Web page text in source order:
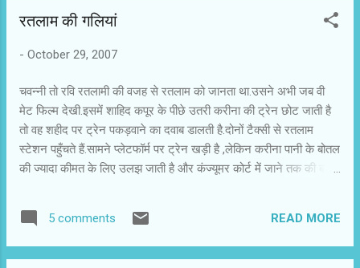
रतलाम की गलियां
- October 29, 2007
चवन्नी तो रवि रतलामी की वजह से रतलाम को जानता था.उसने अभी जब वी
मेट फिल्म देखी.इसमें शाहिद कपूर के पीछे उतरी करीना की ट्रेन छोट जाती है
तो वह शहीद पर ट्रेन पकड़वाने का दवाब डालती है.दोनों टैक्सी से रतलाम
स्टेशन पहुँचते हैं.सामने प्लेटफॉर्म पर ट्रेन खड़ी है ,लेकिन करीना पानी के बोतल
की ज्यादा कीमत के लिए उलझ जाती है और कंज्यूमर कोर्ट में जाने तक की बात
में दिखाई पड़ता है.कुछ मनचले दिखते हैं.ऐसे मनचले हर शहर में प्लेटफॉर्म और
बस स्टैंड पर मिल जायेंगे.चवन्नी को याद है कि कॉलेज के दिनों में उसके कुछ
दोस्तों की शामें स्टेशन पर ही गुजरती थीं.उन्हें ट्रेन के आने-जाने का पूरा
5 comments READ MORE